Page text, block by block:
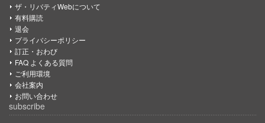
ザ・リバティWebについて
有料購読
退会
プライバシーポリシー
訂正・おわび
FAQ よくある質問
ご利用環境
会社案内
お問い合わせ
subscribe